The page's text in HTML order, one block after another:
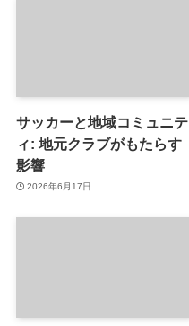
サッカーと地域コミュニテ
ィ: 地元クラブがもたらす
影響
2026年6月17日